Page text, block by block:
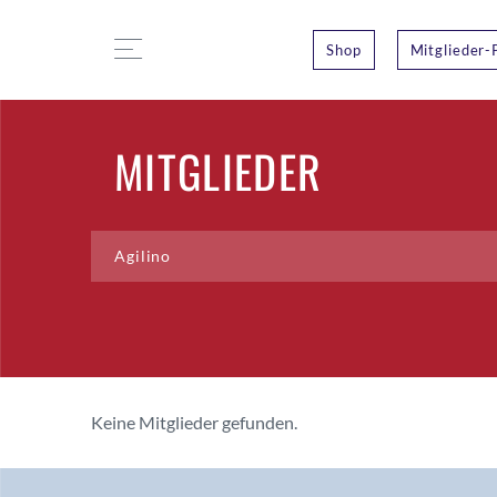
Shop Mitglieder-
MITGLIEDER
Keine Mitglieder gefunden.